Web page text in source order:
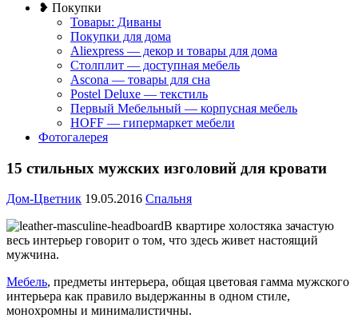
❥ Покупки
Товары: Диваны
Покупки для дома
Aliexpress — декор и товары для дома
Столплит — доступная мебель
Ascona — товары для сна
Postel Deluxe — текстиль
Первый Мебельный — корпусная мебель
HOFF — гипермаркет мебели
Фотогалерея
15 стильных мужских изголовий для кровати
Дом-Цветник 19.05.2016 Спальня
В квартире холостяка зачастую
весь интерьер говорит о том, что здесь живет настоящий
мужчина.
Мебель, предметы интерьера, общая цветовая гамма мужского
интерьера как правило выдержанны в одном стиле,
монохромны и минималистичны.